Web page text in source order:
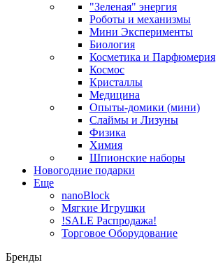
"Зеленая" энергия
Роботы и механизмы
Мини Эксперименты
Биология
Косметика и Парфюмерия
Космос
Кристаллы
Медицина
Опыты-домики (мини)
Слаймы и Лизуны
Физика
Химия
Шпионские наборы
Новогодние подарки
Еще
nanoBlock
Мягкие Игрушки
!SALE Распродажа!
Торговое Оборудование
Бренды